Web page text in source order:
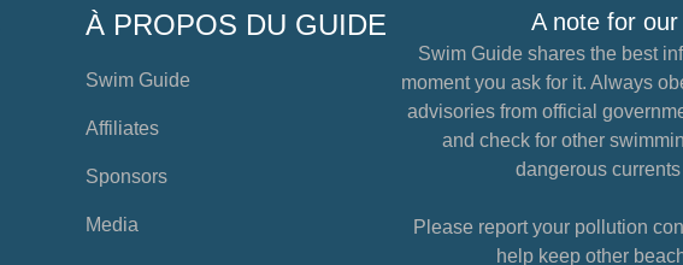
À PROPOS DU GUIDE
Swim Guide
Affiliates
Sponsors
Media
A note for
Swim Guide shares the best
moment you ask for it. Always
advisories from official
and check for other
dangerous
Please report your pollution
help keep other